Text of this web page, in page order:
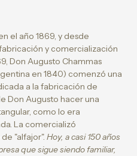
el año 1869, y desde
y comercialización
Don Augusto Chammas
en 1840) comenzó una
a la fabricación de
Don Augusto hacer una
como lo era
La comercializó
"alfajor". Hoy, a casi 150 años
que sigue siendo familiar,